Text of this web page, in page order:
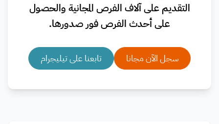
التقديم على آلاف الفرص المجانية والحصول
على أحدث الفرص فور صدورها.
سجل الآن مجانا تابعنا على تيليجرام